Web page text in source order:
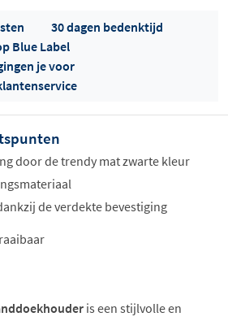
30 dagen bedenktijd
Blue Label
je voor
door de trendy mat zwarte kleur
de verdekte bevestiging
is een stijlvolle en